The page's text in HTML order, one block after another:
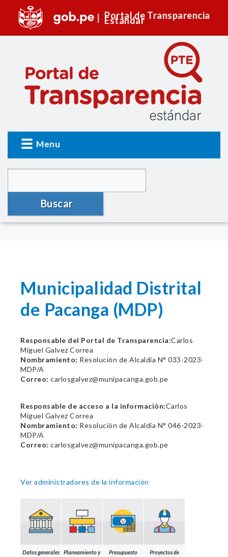
Portal de Transparencia
Estándar
Menu
Buscar
Municipalidad Distrital
de Pacanga (MDP)
Responsable del Portal de Transparencia:Carlos
Miguel Galvez Correa
Nombramiento: Resolución de Alcaldía N° 033-2023-
MDP/A
Correo: carlosgalvez@munipacanga.gob.pe
Responsable de acceso a la información:Carlos
Miguel Galvez Correa
Nombramiento: Resolución de Alcaldía N° 046-2023-
MDP/A
Correo: carlosgalvez@munipacanga.gob.pe
Ver administradores de la información
Datos generales
Planeamiento y
Presupuesto
Proyectos de